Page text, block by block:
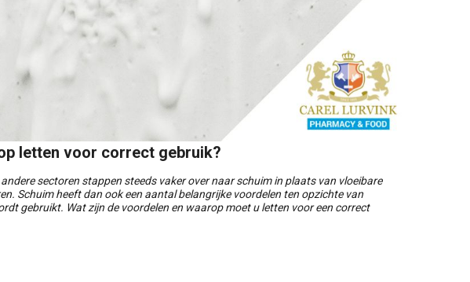
letten voor correct gebruik?
sectoren stappen steeds vaker over naar schuim in plaats van vloeibare
Schuim heeft dan ook een aantal belangrijke voordelen ten opzichte van
gebruikt. Wat zijn de voordelen en waarop moet u letten voor een correct